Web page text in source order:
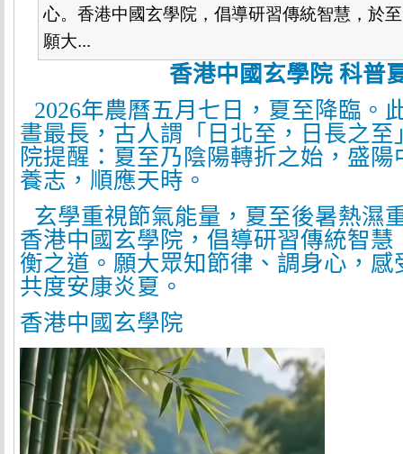
心。香港中國玄學院，倡導研習傳統智慧，於
願大...
香港中國玄學院 科普
2026年農曆五月七日，夏至降臨。
晝最長，古人謂「日北至，日長之
院提醒：夏至乃陰陽轉折之始，盛
養志，順應天時。
玄學重視節氣能量，夏至後暑熱濕
香港中國玄學院，倡導研習傳統智
衡之道。願大眾知節律、調身心，
共度安康炎夏。
香港中國玄學院